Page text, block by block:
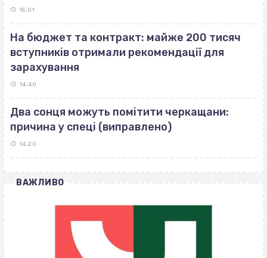
15:01
На бюджет та контракт: майже 200 тисяч
вступників отримали рекомендації для
зарахування
14:40
Два сонця можуть помітити черкащани:
причина у спеці (виправлено)
14:20
ВАЖЛИВО